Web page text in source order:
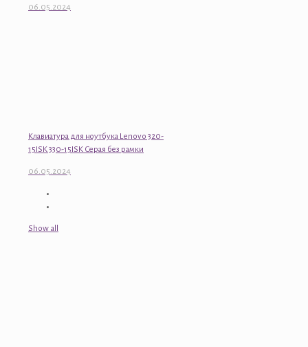
06.05.2024
Клавиатура для ноутбука Lenovo 320-
15ISK 330-15ISK Серая без рамки
06.05.2024
Show all